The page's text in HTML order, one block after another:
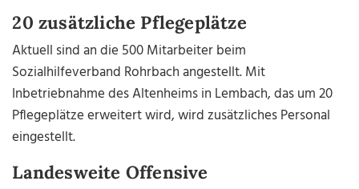
20 zusätzliche Pflegeplätze
Aktuell sind an die 500 Mitarbeiter beim
Sozialhilfeverband Rohrbach angestellt. Mit
Inbetriebnahme des Altenheims in Lembach, das um 20
Pflegeplätze erweitert wird, wird zusätzliches Personal
eingestellt.
Landesweite Offensive